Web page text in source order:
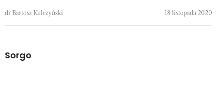
dr Bartosz Kulczyński 18 listopada 2020
Sorgo